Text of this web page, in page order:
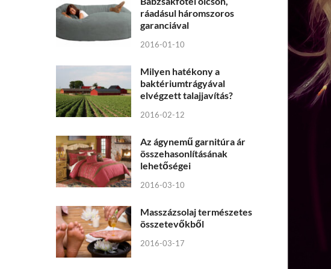
ráadásul háromszoros
garanciával
2016-01-10
Milyen hatékony a
baktériumtrágyával
elvégzett talajjavítás?
2016-02-12
Az ágynemű garnitúra ár
összehasonlításának
lehetőségei
2016-03-10
Masszázsolaj természetes
összetevőkből
2016-03-17